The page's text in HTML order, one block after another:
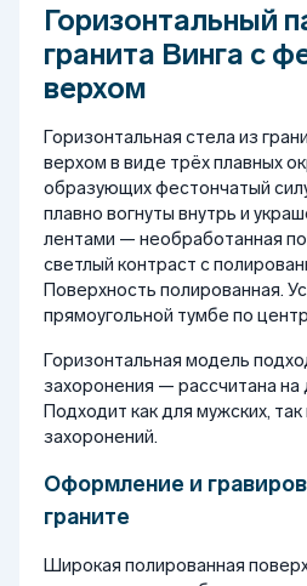
Горизонтальный
гранита Винга с
верхом
Горизонтальная стела из
верхом в виде трёх плавных
образующих фестончатый
плавно вогнуты внутрь и
лентами — необработанная
светлый контраст с
Поверхность полированная.
прямоугольной тумбе по
Горизонтальная модель
захоронения — рассчитана на
Подходит как для мужских,
захоронений.
Оформление и
граните
Широкая полированная